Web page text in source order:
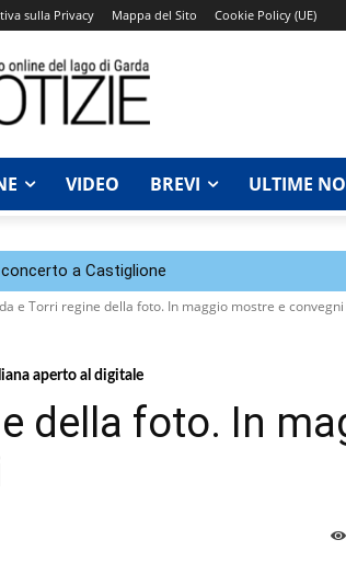
sulla Privacy Mappa del Sito Cookie Policy (UE)
VIDEO BREVI ULTIME
a Castiglione
e Torri regine della foto. In maggio mostre e convegni
aperto al digitale
della foto. In